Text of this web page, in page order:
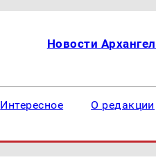
Новости
Интересное О редакции